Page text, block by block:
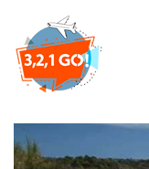
Férias de janeiro